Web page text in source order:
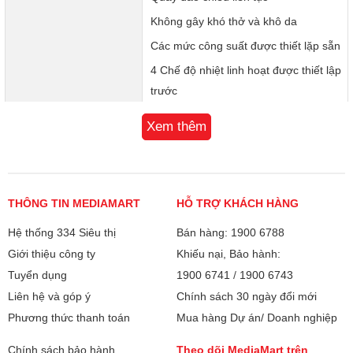
Không gây khó thở và khô da
Các mức công suất được thiết lặp sẵn
4 Chế độ nhiệt linh hoạt được thiết lập
trước
Lưới bảo vệ an toàn chống bỏng
phẩm:
Kích thước bao bì: 352 x 172 x 725 mm
Khối lượng:
24 tháng + 1 đổi 1 trong 90 ngày
Xem thêm
THÔNG TIN MEDIAMART
Hệ thống 334 Siêu thị
Giới thiệu công ty
Tuyển dụng
Liên hệ và góp ý
Phương thức thanh toán
HỖ TRỢ KHÁCH HÀNG
Bán hàng: 1900 6788
Khiếu nại, Bảo hành:
1900 6741 / 1900 6743
Chính sách 30 ngày đổi mới
Mua hàng Dự án/ Doanh nghiệp
Chính sách bảo hành Theo dõi MediaMart trên